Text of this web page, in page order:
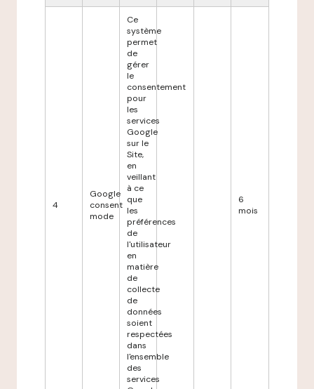
4
Google
consent
mode
Ce
système
permet
de
gérer
le
consentement
pour
les
services
Google
sur le
Site,
en
veillant
à ce
que
les
préférences
de
l'utilisateur
en
matière
de
collecte
de
données
soient
respectées
dans
l'ensemble
des
services
6
mois